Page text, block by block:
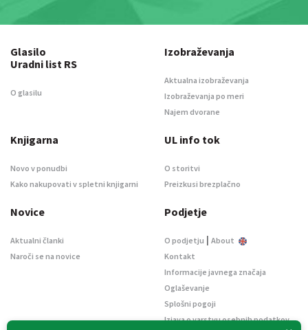
Glasilo
Uradni list RS
O glasilu
Izobraževanja
Aktualna izobraževanja
Izobraževanja po meri
Najem dvorane
Knjigarna
Novo v ponudbi
Kako nakupovati v spletni knjigarni
UL info tok
O storitvi
Preizkusi brezplačno
Novice
Aktualni članki
Naroči se na novice
Podjetje
O podjetju | About
Kontakt
Informacije javnega značaja
Oglaševanje
Splošni pogoji
Izjava o varstvu osebnih podatkov